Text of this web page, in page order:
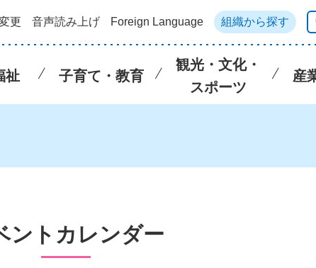
更 音声読み上げ Foreign Language 組織から探す
祉 子育て・教育
観光・文化・
スポーツ
産
ントカレンダー